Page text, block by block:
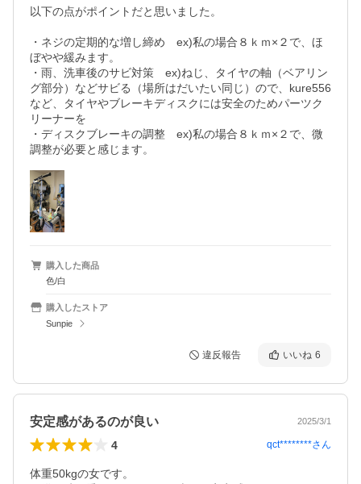
以下の点がポイントだと思いました。
・ネジの定期的な増し締め　ex)私の場合８ｋｍ×２で、ほ
ぼやや緩みます。
・雨、洗車後のサビ対策　ex)ねじ、タイヤの軸（ベアリン
グ部分）などサビる（場所はだいたい同じ）ので、kure556
など、タイヤやブレーキディスクには安全のためパーツク
リーナーを
・ディスクブレーキの調整　ex)私の場合８ｋｍ×２で、微
購入した商品
色/白
購入したストア
Sunpie
違反報告 いいね 6
安定感があるのが良い 2025/3/1
4 qct********さん
体重50kgの女です。